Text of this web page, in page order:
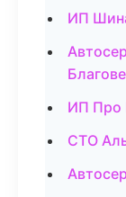
ИП
ИП Про
СТО